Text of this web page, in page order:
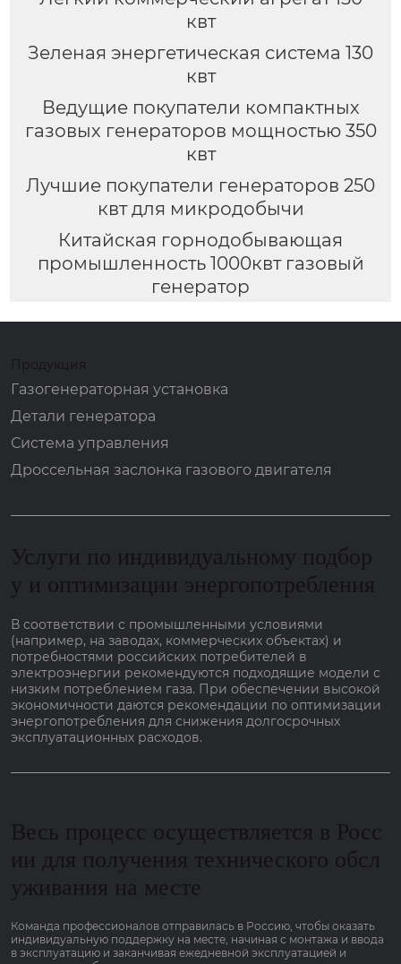
квт
Зеленая энергетическая система 130
квт
Ведущие покупатели компактных
газовых генераторов мощностью 350
квт
Лучшие покупатели генераторов 250
квт для микродобычи
Китайская горнодобывающая
промышленность 1000квт газовый
генератор
Продукция
Газогенераторная установка
Детали генератора
Система управления
Дроссельная заслонка газового двигателя
Услуги по индивидуальному подбор
у и оптимизации энергопотребления
В соответствии с промышленными условиями
(например, на заводах, коммерческих объектах) и
потребностями российских потребителей в
электроэнергии рекомендуются подходящие модели с
низким потреблением газа. При обеспечении высокой
экономичности даются рекомендации по оптимизации
энергопотребления для снижения долгосрочных
эксплуатационных расходов.
Весь процесс осуществляется в Росс
ии для получения технического обсл
уживания на месте
Команда профессионалов отправилась в Россию, чтобы оказать
индивидуальную поддержку на месте, начиная с монтажа и ввода
в эксплуатацию и заканчивая ежедневной эксплуатацией и